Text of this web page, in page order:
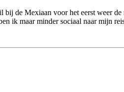
de Mexiaan voor het eerst weer
ik maar minder sociaal naar mijn